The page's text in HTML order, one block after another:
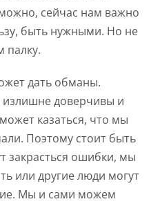
сейчас нам важно
быть нужными. Но не
палку.
дать обманы.
доверчивы и
казаться, что мы
Поэтому стоит быть
закрасться ошибки, мы
или другие люди могут
Мы и сами можем